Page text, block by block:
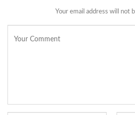
Your email address will not